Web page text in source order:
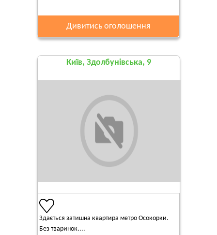
Дивитись оголошення
Київ, Здолбунівська, 9
Здається затишна квартира метро Осокорки.
Без тваринок....